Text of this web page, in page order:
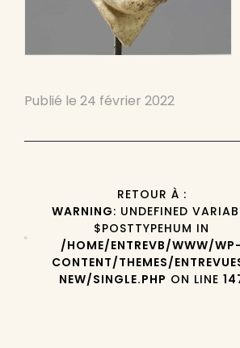
Publié le 24 février 2022
RETOUR À :
WARNING: UNDEFINED
$POSTTYPEHUM IN
/HOME/ENTREVB/WWW/WP-
CONTENT/THEMES/
NEW/SINGLE.PHP ON LINE